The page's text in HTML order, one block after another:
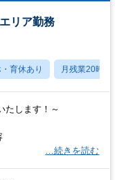
リア勤務
育休あり 月残業20時間以
たします！～
…続きを読む